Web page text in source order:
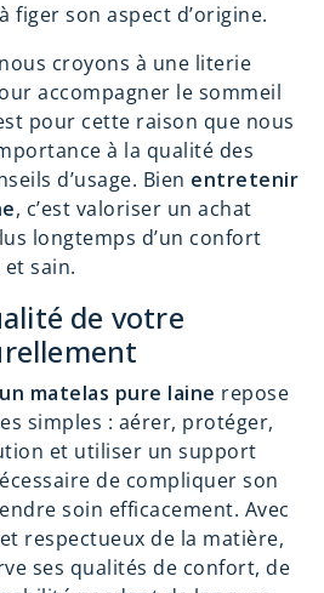
figer son aspect d’origine.
croyons à une literie
accompagner le sommeil
pour cette raison que nous
à la qualité des
d’usage. Bien entretenir
, c’est valoriser un achat
longtemps d’un confort
sain.
de votre
matelas pure laine repose
simples : aérer, protéger,
et utiliser un support
de compliquer son
soin efficacement. Avec
respectueux de la matière,
ses qualités de confort, de